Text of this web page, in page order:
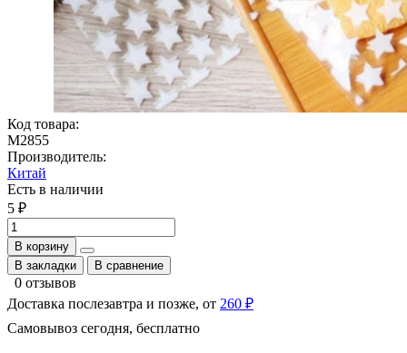
Код товара:
М2855
Производитель:
Китай
Есть в наличии
5 ₽
В корзину
В закладки
В сравнение
0 отзывов
Доставка послезавтра и позже, от 260 ₽
Самовывоз сегодня, бесплатно